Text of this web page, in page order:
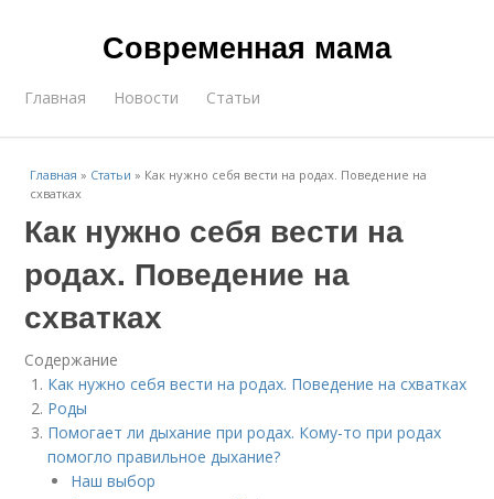
Современная мама
Главная Новости Статьи
Главная » Статьи » Как нужно себя вести на родах. Поведение на
схватках
Как нужно себя вести на
родах. Поведение на
схватках
Содержание
Как нужно себя вести на родах. Поведение на схватках
Роды
Помогает ли дыхание при родах. Кому-то при родах
помогло правильное дыхание?
Наш выбор